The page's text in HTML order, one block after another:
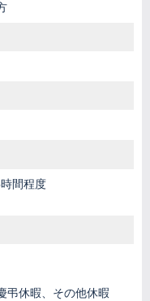
間程度
弔休暇、その他休暇